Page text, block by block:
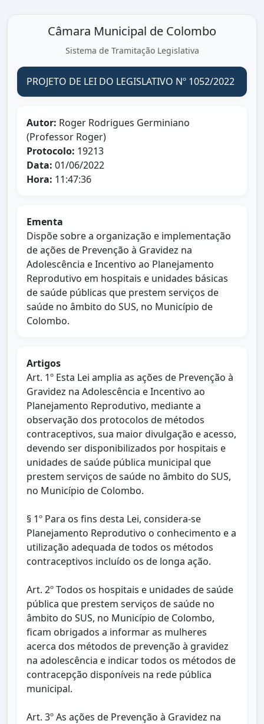
Câmara Municipal de Colombo
Sistema de Tramitação Legislativa
PROJETO DE LEI DO LEGISLATIVO Nº 1052/2022
Autor: Roger Rodrigues Germiniano
(Professor Roger)
Protocolo: 19213
Data: 01/06/2022
Hora: 11:47:36
Ementa
Dispõe sobre a organização e implementação
de ações de Prevenção à Gravidez na
Adolescência e Incentivo ao Planejamento
Reprodutivo em hospitais e unidades básicas
de saúde públicas que prestem serviços de
saúde no âmbito do SUS, no Município de
Colombo.
Artigos
Art. 1º Esta Lei amplia as ações de Prevenção à
Gravidez na Adolescência e Incentivo ao
Planejamento Reprodutivo, mediante a
observação dos protocolos de métodos
contraceptivos, sua maior divulgação e acesso,
devendo ser disponibilizados por hospitais e
unidades de saúde pública municipal que
prestem serviços de saúde no âmbito do SUS,
no Município de Colombo.
§ 1º Para os fins desta Lei, considera-se
Planejamento Reprodutivo o conhecimento e a
utilização adequada de todos os métodos
contraceptivos incluído os de longa ação.
Art. 2º Todos os hospitais e unidades de saúde
pública que prestem serviços de saúde no
âmbito do SUS, no Município de Colombo,
ficam obrigados a informar as mulheres
acerca dos métodos de prevenção à gravidez
na adolescência e indicar todos os métodos de
contracepção disponíveis na rede pública
municipal.
Art. 3º As ações de Prevenção à Gravidez na